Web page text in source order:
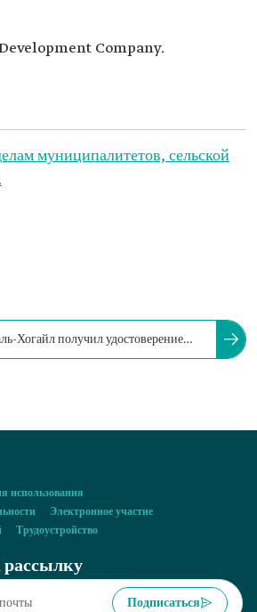
Company.
муниципалитетов, сельской
.
Хогайл получил удостоверение
использования
Электронное участие
Трудоустройство
рассылку
Подписаться